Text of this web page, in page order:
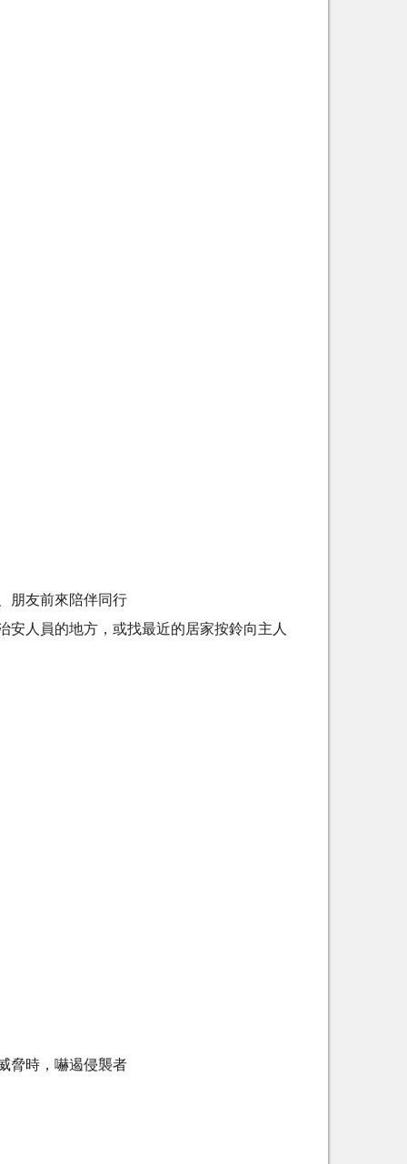
朋友前來陪伴同行
人員的地方，或找最近的居家按鈴向主人
脅時，嚇遏侵襲者